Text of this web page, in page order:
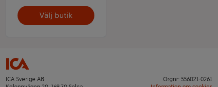
Välj butik
ICA Sverige AB
Orgnr: 556021-0261